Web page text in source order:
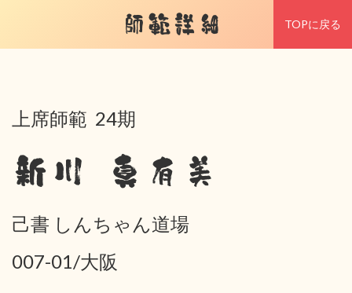
師範詳細 TOPに戻る
上席師範 24期
新川 真有美
己書 しんちゃん道場
007-01/大阪